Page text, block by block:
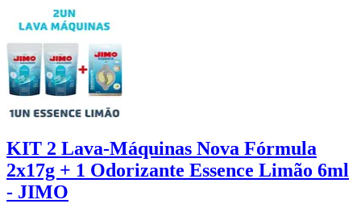
KIT 2 Lava-Máquinas Nova Fórmula
2x17g + 1 Odorizante Essence Limão 6ml
- JIMO